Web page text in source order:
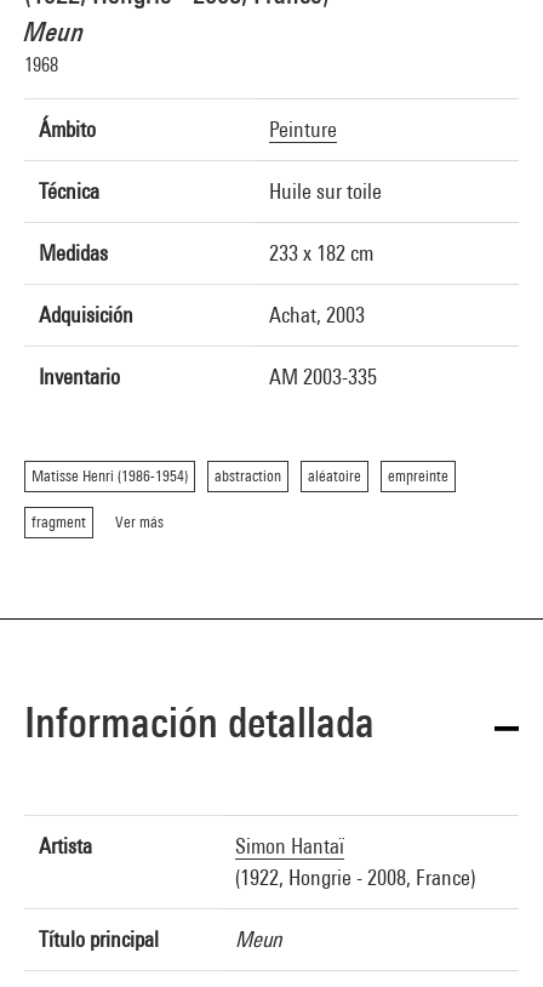
Meun
1968
Ámbito Peinture
Técnica Huile sur toile
Medidas 233 x 182 cm
Adquisición Achat, 2003
Inventario AM 2003-335
Matisse Henri (1986-1954) abstraction aléatoire empreinte
fragment Ver más
Información detallada
Artista
Simon Hantaï
(1922, Hongrie - 2008, France)
Título principal Meun